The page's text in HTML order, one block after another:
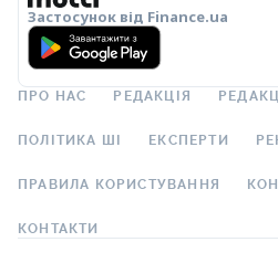
Застосунок від Finance.ua
ПРО НАС РЕДАКЦІЯ
ПОЛІТИКА ШІ ЕКСПЕРТИ
ПРАВИЛА КОРИСТУВАННЯ
КОНТАКТИ